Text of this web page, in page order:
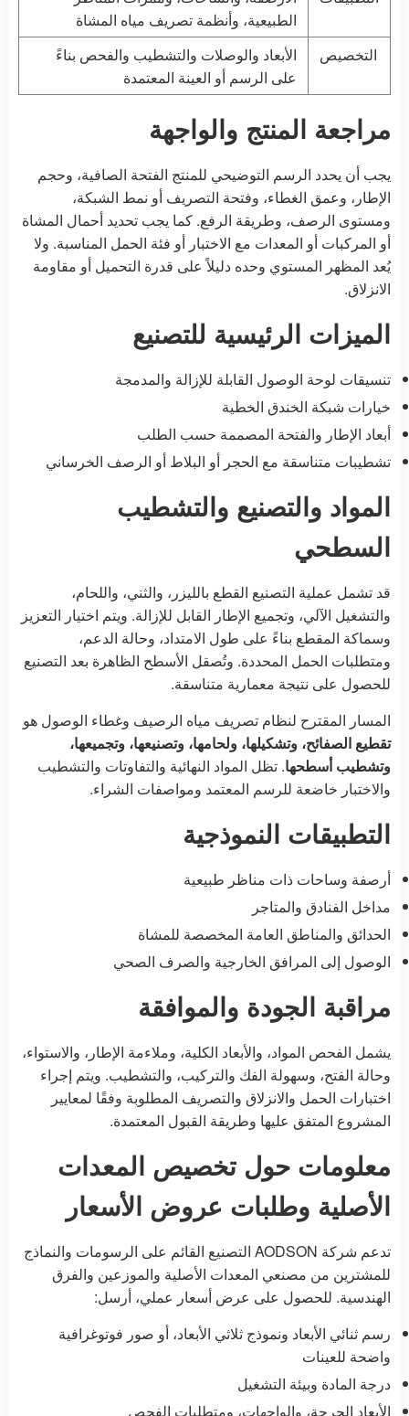
الطبيعية، وأنظمة تصريف مياه المشاة
التخصيص
الأبعاد والوصلات والتشطيب والفحص بناءً
على الرسم أو العينة المعتمدة
مراجعة المنتج والواجهة
يجب أن يحدد الرسم التوضيحي للمنتج الفتحة الصافية، وحجم
الإطار، وعمق الغطاء، وفتحة التصريف أو نمط الشبكة،
ومستوى الرصف، وطريقة الرفع. كما يجب تحديد أحمال المشاة
أو المركبات أو المعدات مع الاختبار أو فئة الحمل المناسبة. ولا
يُعد المظهر المستوي وحده دليلاً على قدرة التحميل أو مقاومة
الانزلاق.
الميزات الرئيسية للتصنيع
تنسيقات لوحة الوصول القابلة للإزالة والمدمجة
خيارات شبكة الخندق الخطية
أبعاد الإطار والفتحة المصممة حسب الطلب
تشطيبات متناسقة مع الحجر أو البلاط أو الرصف الخرساني
المواد والتصنيع والتشطيب
السطحي
قد تشمل عملية التصنيع القطع بالليزر، والثني، واللحام،
والتشغيل الآلي، وتجميع الإطار القابل للإزالة. ويتم اختيار التعزيز
وسماكة المقطع بناءً على طول الامتداد، وحالة الدعم،
ومتطلبات الحمل المحددة. وتُصقل الأسطح الظاهرة بعد التصنيع
للحصول على نتيجة معمارية متناسقة.
المسار المقترح لنظام تصريف مياه الرصيف وغطاء الوصول هو
تقطيع الصفائح، وتشكيلها، ولحامها، وتصنيعها، وتجميعها،
وتشطيب أسطحها. تظل المواد النهائية والتفاوتات والتشطيب
والاختبار خاضعة للرسم المعتمد ومواصفات الشراء.
التطبيقات النموذجية
أرصفة وساحات ذات مناظر طبيعية
مداخل الفنادق والمتاجر
الحدائق والمناطق العامة المخصصة للمشاة
الوصول إلى المرافق الخارجية والصرف الصحي
مراقبة الجودة والموافقة
يشمل الفحص المواد، والأبعاد الكلية، وملاءمة الإطار، والاستواء،
وحالة الفتح، وسهولة الفك والتركيب، والتشطيب. ويتم إجراء
اختبارات الحمل والانزلاق والتصريف المطلوبة وفقًا لمعايير
المشروع المتفق عليها وطريقة القبول المعتمدة.
معلومات حول تخصيص المعدات
الأصلية وطلبات عروض الأسعار
تدعم شركة AODSON التصنيع القائم على الرسومات والنماذج
للمشترين من مصنعي المعدات الأصلية والموزعين والفرق
الهندسية. للحصول على عرض أسعار عملي، أرسل:
رسم ثنائي الأبعاد ونموذج ثلاثي الأبعاد، أو صور فوتوغرافية
واضحة للعينات
درجة المادة وبيئة التشغيل
الأبعاد الحرجة، والواجهات، ومتطلبات الفحص